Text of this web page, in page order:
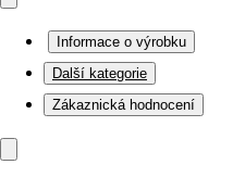
Informace o výrobku
Další kategorie
Zákaznická hodnocení